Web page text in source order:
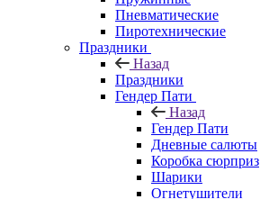
Пневматические
Пиротехнические
Праздники
Назад
Праздники
Гендер Пати
Назад
Гендер Пати
Дневные салюты
Коробка сюрприз
Шарики
Огнетушители